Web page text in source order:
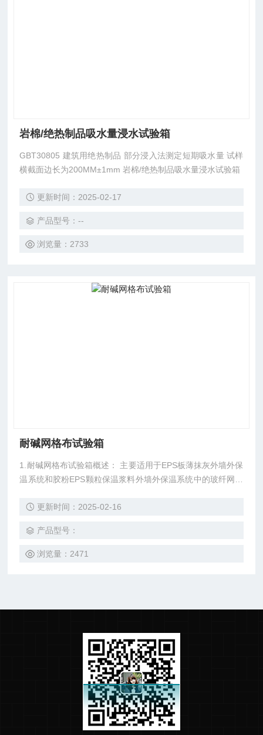
岩棉/绝热制品吸水量浸水试验箱
GBT30805 建筑用绝热制品 部分浸入法测定短期吸水量 试样
横截面边长为200MM±1mm 岩棉/绝热制品吸水量浸水试验箱
更新时间：2025-02-17
产品型号：--
浏览量：2733
耐碱网格布试验箱
1.耐碱网格布试验箱概述： 主要适用于EPS板薄抹灰外墙外保
温系统和胶粉EPS颗粒保温浆料外墙外保温系统中的玻纤网耐
更新时间：2025-02-16
产品型号：
浏览量：2471